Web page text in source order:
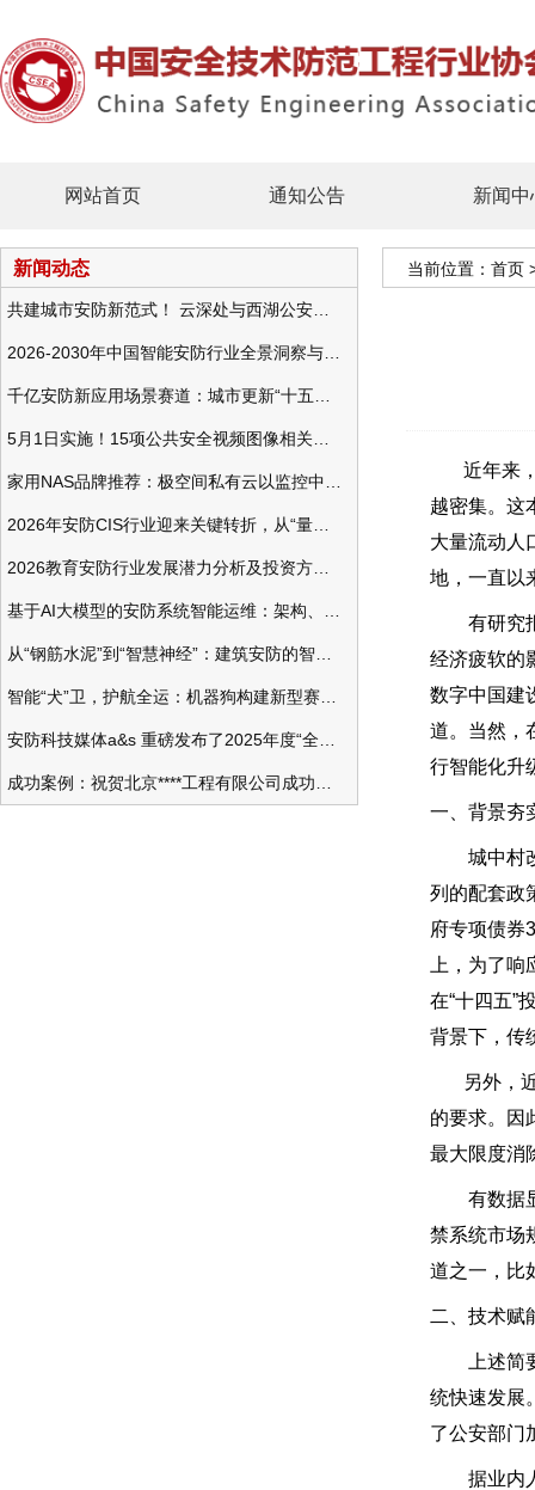
网站首页 通知公告 新闻中
新闻动态 当前位置： 首页
近年来，
越密集。这
大量流动人
地，一直以
有研究报
经济疲软的
数字中国建
道。当然，
行智能化升
一、背景夯
城中村改
列的配套政
府专项债券
上，为了
在“十四五”
背景下，传
另外，近
的要求。因
最大限度消
有数据显
禁系统市场
道之一，比
二、技术赋
上述简要
统快速发展
了公安部门
据业内人